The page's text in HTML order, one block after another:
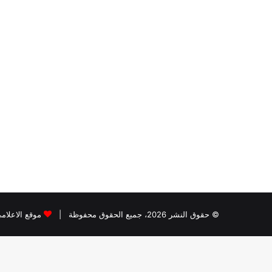
© حقوق النشر 2026، جميع الحقوق محفوظة | موقع